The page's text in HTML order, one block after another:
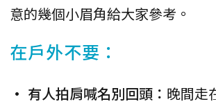
意的幾個小眉角給大家參考。
在戶外不要：
• 有人拍肩喊名別回頭： 晚間走